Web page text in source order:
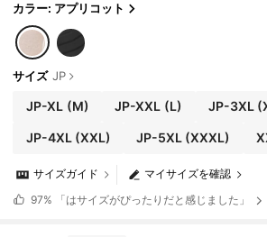
カラー: アプリコット
サイズ JP
JP-XL (M) JP-XXL (L) JP-3XL
JP-4XL(XXL) JP-5XL (XXXL)
マイサイズを確認
サイズガイド
97% 「はサイズがぴったりだと感じました」